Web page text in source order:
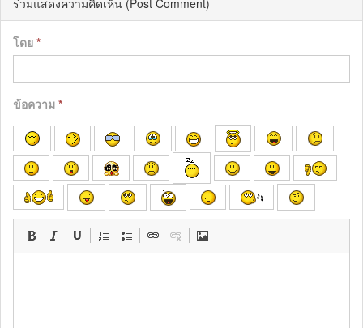
ร่วมแสดงความคิดเห็น (Post Comment)
โดย *
ข้อความ *